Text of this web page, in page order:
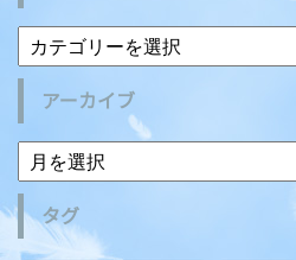
アーカイブ
タグ